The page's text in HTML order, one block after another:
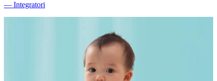
― Integratori